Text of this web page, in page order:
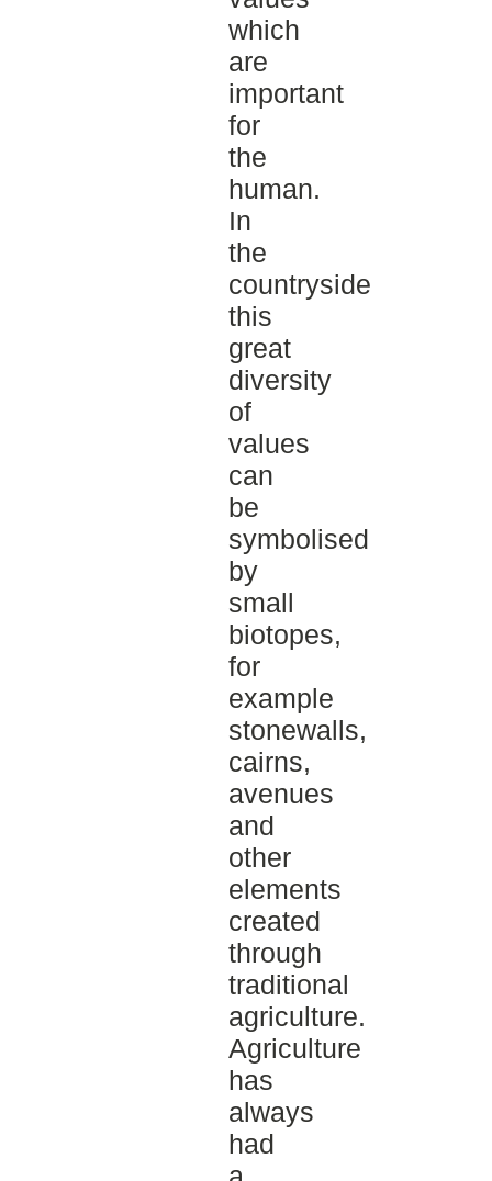
which
are
important
for
the
human.
In
the
countryside
this
great
diversity
of
values
can
be
symbolised
by
small
biotopes,
for
example
stonewalls,
cairns,
avenues
and
other
elements
created
through
traditional
agriculture.
Agriculture
has
always
had